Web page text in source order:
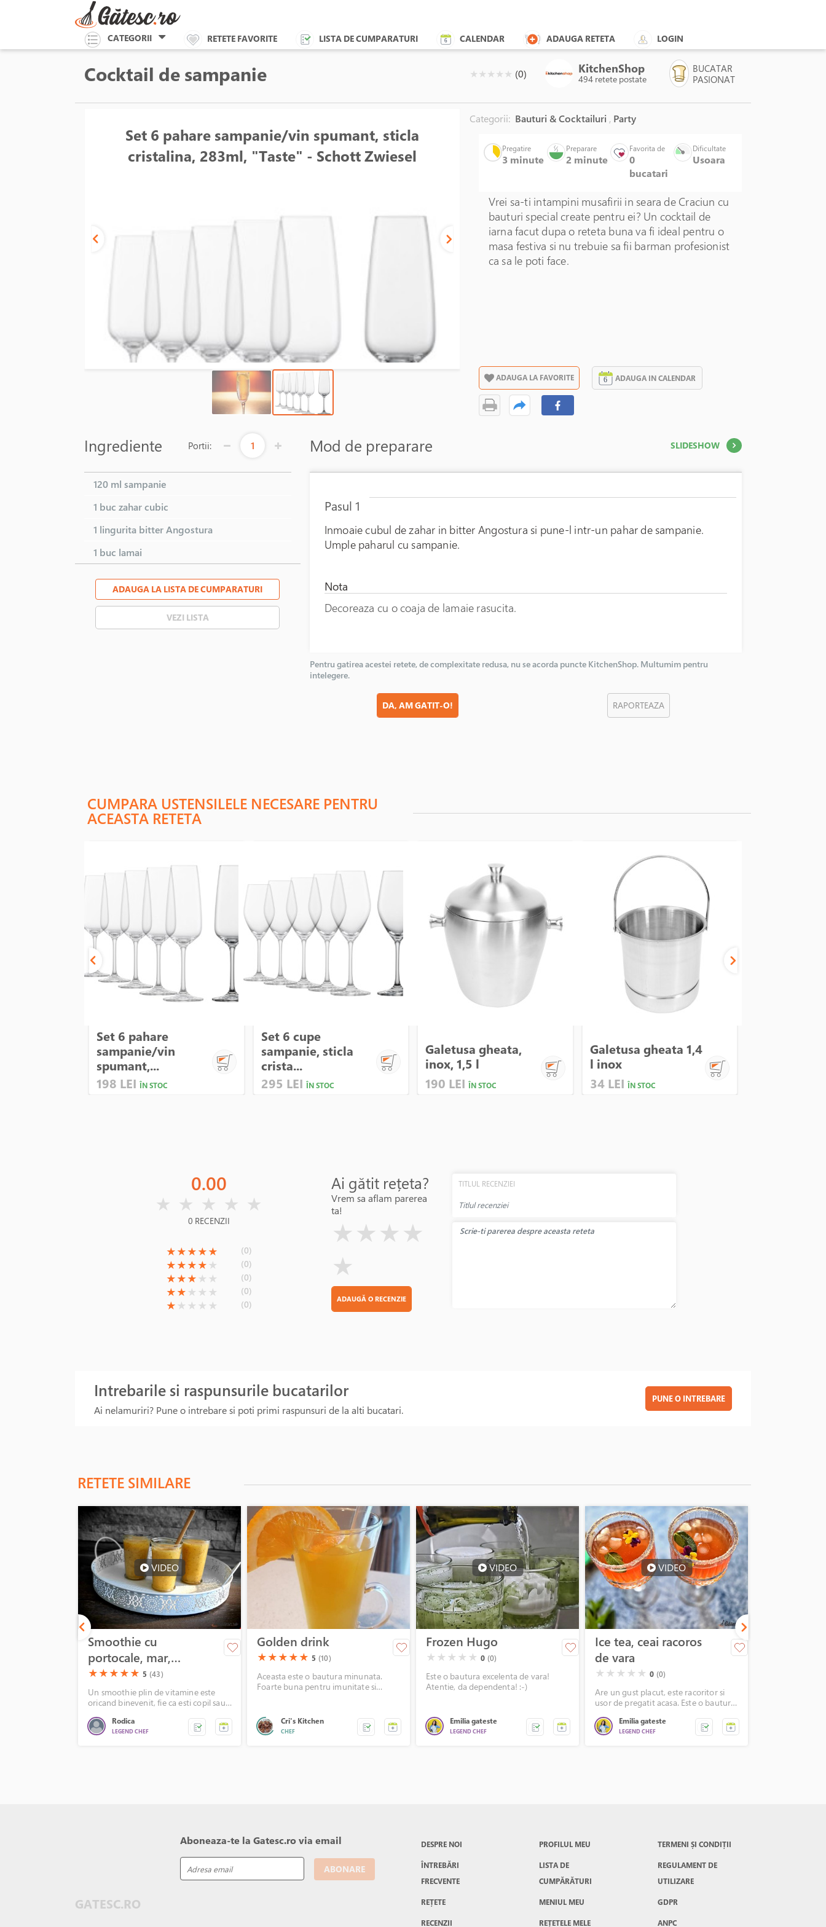
CATEGORII RETETE FAVORITE LISTA DE CUMPARATURI CALENDAR ADAUGA RETETA LOGIN
Cocktail de sampanie ( )
★( )
★( )
★( )
★( )
★ (0) KitchenShop
494 retete postate
BUCATAR
PASIONAT
Set 6 pahare sampanie/vin spumant, sticla
cristalina, 283ml, "Taste" - Schott Zwiesel
În stoc
Categorii: Bauturi & Cocktailuri , Party
Pregatire
3 minute
Preparare
2 minute
Favorita de
0
bucatari
Dificultate
Usoara
Vrei sa-ti intampini musafirii in seara de Craciun cu
bauturi special create pentru ei? Un cocktail de
iarna facut dupa o reteta buna va fi ideal pentru o
masa festiva si nu trebuie sa fii barman profesionist
ca sa le poti face.
ADAUGA LA FAVORITE ADAUGA IN CALENDAR
Ingrediente Portii: 1
120 ml sampanie
1 buc zahar cubic
1 lingurita bitter Angostura
1 buc lamai
ADAUGA LA LISTA DE CUMPARATURI
VEZI LISTA
Mod de preparare SLIDESHOW
Pasul 1
Inmoaie cubul de zahar in bitter Angostura si pune-l intr-un pahar de sampanie.
Umple paharul cu sampanie.
Nota
Decoreaza cu o coaja de lamaie rasucita.
Pentru gatirea acestei retete, de complexitate redusa, nu se acorda puncte KitchenShop. Multumim pentru
intelegere.
DA, AM GATIT-O! RAPORTEAZA
CUMPARA USTENSILELE NECESARE PENTRU
ACEASTA RETETA
Set 6 pahare
sampanie/vin
spumant,...
198 LEI ÎN STOC
Set 6 cupe
sampanie, sticla
crista...
295 LEI ÎN STOC
Galetusa gheata,
inox, 1,5 l
190 LEI ÎN STOC
Galetusa gheata 1,4
l inox
34 LEI ÎN STOC
0.00
★ ★ ★ ★ ★
0 RECENZII
(*)
★(*)
★(*)
★(*)
★(*)
★ (0)
(*)
★(*)
★(*)
★(*)
★ ( )
★ (0)
(*)
★(*)
★(*)
★ ( )
★ ( )
★ (0)
(*)
★(*)
★ ( )
★ ( )
★ ( )
★ (0)
(*)
★ ( )
★ ( )
★ ( )
★ ( )
★ (0)
Ai gătit rețeta?
Vrem sa aflam parerea
ta!
★ ★ ★ ★
★
ADAUGĂ O RECENZIE
TITLUL RECENZIEI
Intrebarile si raspunsurile bucatarilor
Ai nelamuriri? Pune o intrebare si poti primi raspunsuri de la alti bucatari.
PUNE O INTREBARE
RETETE SIMILARE
VIDEO
Smoothie cu
portocale, mar,
banana, seminte de
chia si sirop de
catina
(*)
★(*)
★(*)
★(*)
★(*)
★ 5 (43)
Un smoothie plin de vitamine este
oricand binevenit, fie ca esti copil sau
delicioasa cu fructe de sezon.
Rodica
LEGEND CHEF
Golden drink
(*)
★(*)
★(*)
★(*)
★(*)
★ 5 (10)
Aceasta este o bautura minunata.
Foarte buna pentru imunitate si
calduta.Cri's Kitchen
CHEF
VIDEO
Frozen Hugo
( )
★ ( )
★ ( )
★ ( )
★ ( )
★ 0 (0)
Este o bautura excelenta de vara!
Atentie, da dependenta! :-)
Emilia gateste
LEGEND CHEF
VIDEO
Ice tea, ceai racoros
de vara
( )
★ ( )
★ ( )
★ ( )
★ ( )
★ 0 (0)
Are un gust placut, este racoritor si
usor de pregatit acasa. Este o bautura
invitatii la petreceri. Yap, este bun si
pentru copii!
Emilia gateste
LEGEND CHEF
GATESC.RO
Aboneaza-te la Gatesc.ro via email
ABONARE
DESPRE NOI
ÎNTREBĂRI
FRECVENTE
REȚETE
RECENZII
PROFILUL MEU
LISTA DE
CUMPĂRĂTURI
MENIUL MEU
REȚETELE MELE
TERMENI ȘI CONDIȚII
REGULAMENT DE
UTILIZARE
GDPR
ANPC